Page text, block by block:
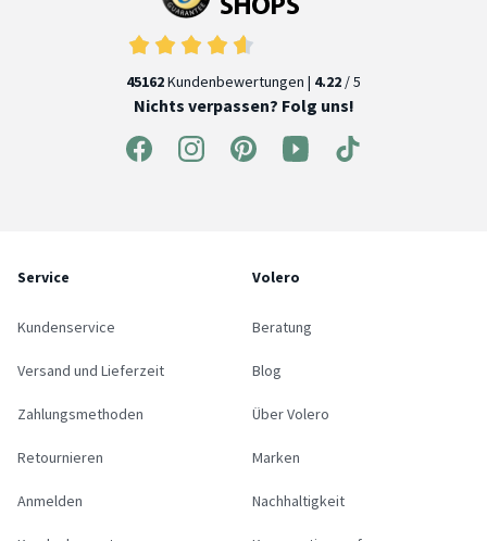
45162Kundenbewertungen | 4.22 / 5
Nichts verpassen? Folg uns!
Service
Kundenservice
Versand und Lieferzeit
Zahlungsmethoden
Retournieren
Anmelden
Volero
Beratung
Blog
Über Volero
Marken
Nachhaltigkeit